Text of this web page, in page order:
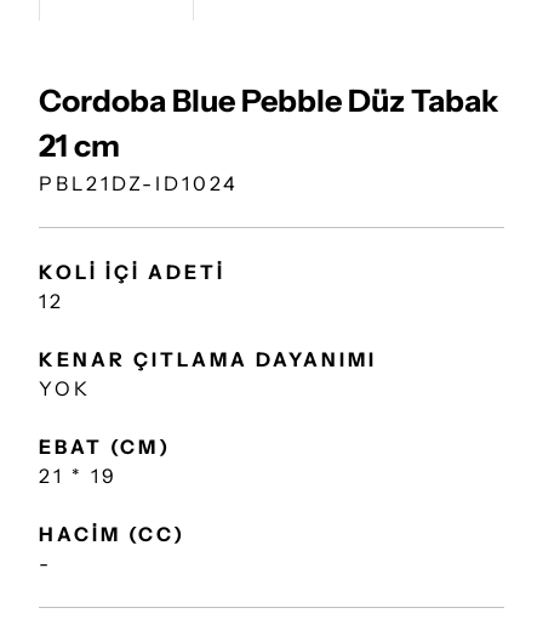
Cordoba Blue Pebble Düz Tabak
21 cm
PBL21DZ-ID1024
KOLİ İÇİ ADETİ
12
KENAR ÇITLAMA DAYANIMI
YOK
EBAT (CM)
21 * 19
HACİM (CC)
-